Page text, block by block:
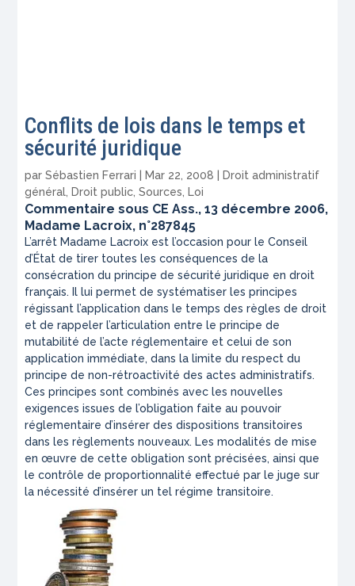
Conflits de lois dans le temps et
sécurité juridique
parSébastien Ferrari Mar 22, 2008
Droit administratif
général Droit public ,Sources Loi
Commentaire sous CE Ass., 13 décembre 2006,
Madame Lacroix, n°287845
L’arrêt Madame Lacroix est l’occasion pour le Conseil
d’État de tirer toutes les conséquences de la
consécration du principe de sécurité juridique en droit
français. Il lui permet de systématiser les principes
régissant l’application dans le temps des règles de droit
et de rappeler l’articulation entre le principe de
mutabilité de l’acte réglementaire et celui de son
application immédiate, dans la limite du respect du
principe de non-rétroactivité des actes administratifs.
Ces principes sont combinés avec les nouvelles
exigences issues de l’obligation faite au pouvoir
réglementaire d’insérer des dispositions transitoires
dans les règlements nouveaux. Les modalités de mise
en œuvre de cette obligation sont précisées, ainsi que
le contrôle de proportionnalité effectué par le juge sur
la nécessité d’insérer un tel régime transitoire.